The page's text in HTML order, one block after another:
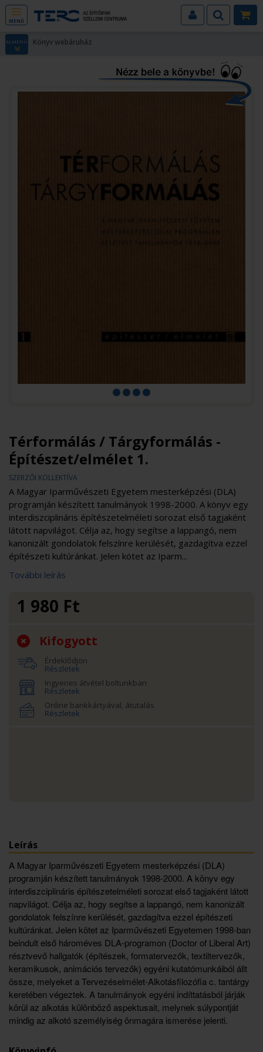
MENÜ
ALMENÜ Könyv webáruház
Térformálás / Tárgyformálás -
Építészet/elmélet 1.
SZERZŐI KOLLEKTÍVA
A Magyar Iparművészeti Egyetem mesterképzési (DLA)
programján készített tanulmányok 1998-2000. A könyv egy
interdiszciplináris építészetelméleti sorozat első tagjaként
látott napvilágot. Célja az, hogy segítse a lappangó, nem
kanonizált gondolatok felszínre kerülését, gazdagítva ezzel
építészeti kultúránkat. Jelen kötet az Iparm...
További leírás
1 980 Ft
Kifogyott
Érdeklődjön
Részletek
Ingyenes átvétel boltunkban
Részletek
Online bankkártyával, átutalás
Részletek
Leírás
A Magyar Iparművészeti Egyetem mesterképzési (DLA)
programján készített tanulmányok 1998-2000. A könyv egy
interdiszciplináris építészetelméleti sorozat első tagjaként látott
napvilágot. Célja az, hogy segítse a lappangó, nem kanonizált
gondolatok felszínre kerülését, gazdagítva ezzel építészeti
kultúránkat. Jelen kötet az Iparművészeti Egyetemen 1998-ban
beindult első hároméves DLA-programon (Doctor of Liberal Art)
résztvevő hallgatók (építészek, formatervezők, textiltervezők,
keramikusok, animációs tervezők) egyéni kutatómunkáiból állt
össze, melyeket a Tervezéselmélet-Alkotásfilozófia c. tantárgy
keretében végeztek. A tanulmányok egyéni indíttatásból járják
körül az alkotás különböző aspektusait, melynek súlypontját
mindig az alkotó személyiség önmagára ismerése jelenti.